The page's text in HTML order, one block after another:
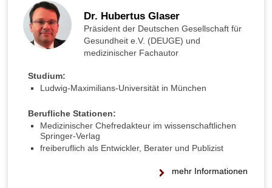
Dr. Hubertus Glaser
Präsident der Deutschen Gesellschaft für
Gesundheit e.V. (DEUGE) und
medizinischer Fachautor
Studium:
Ludwig-Maximilians-Universität in München
Berufliche Stationen:
Medizinischer Chefredakteur im wissenschaftlichen
Springer-Verlag
freiberuflich als Entwickler, Berater und Publizist
mehr Informationen
a
n
,
d
s
e
s
i
c
h